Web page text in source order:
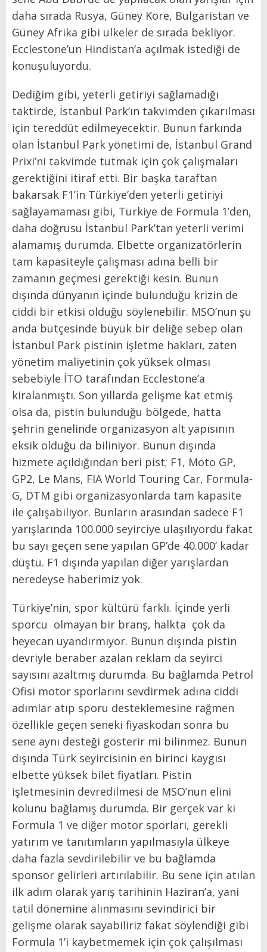
daha sırada Rusya, Güney Kore, Bulgaristan ve
Güney Afrika gibi ülkeler de sırada bekliyor.
Ecclestone’un Hindistan’a açılmak istediği de
konuşuluyordu.
Dediğim gibi, yeterli getiriyi sağlamadığı
taktirde, İstanbul Park’ın takvimden çıkarılması
için tereddüt edilmeyecektir. Bunun farkında
olan İstanbul Park yönetimi de, İstanbul Grand
Prixi’ni takvimde tutmak için çok çalışmaları
gerektiğini itiraf etti. Bir başka taraftan
bakarsak F1’in Türkiye’den yeterli getiriyi
sağlayamaması gibi, Türkiye de Formula 1’den,
daha doğrusu İstanbul Park’tan yeterli verimi
alamamış durumda. Elbette organizatörlerin
tam kapasiteyle çalışması adına belli bir
zamanın geçmesi gerektiği kesin. Bunun
dışında dünyanın içinde bulunduğu krizin de
ciddi bir etkisi olduğu söylenebilir. MSO’nun şu
anda bütçesinde büyük bir deliğe sebep olan
İstanbul Park pistinin işletme hakları, zaten
yönetim maliyetinin çok yüksek olması
sebebiyle İTO tarafından Ecclestone’a
kiralanmıştı. Son yıllarda gelişme kat etmiş
olsa da, pistin bulunduğu bölgede, hatta
şehrin genelinde organizasyon alt yapısının
eksik olduğu da biliniyor. Bunun dışında
hizmete açıldığından beri pist; F1, Moto GP,
GP2, Le Mans, FIA World Touring Car, Formula-
G, DTM gibi organizasyonlarda tam kapasite
ile çalışabiliyor. Bunların arasından sadece F1
yarışlarında 100.000 seyirciye ulaşılıyordu fakat
bu sayı geçen sene yapılan GP’de 40.000’ kadar
düştü. F1 dışında yapılan diğer yarışlardan
neredeyse haberimiz yok.
Türkiye’nin, spor kültürü farklı. İçinde yerli
sporcu olmayan bir branş, halkta çok da
heyecan uyandırmıyor. Bunun dışında pistin
devriyle beraber azalan reklam da seyirci
sayısını azaltmış durumda. Bu bağlamda Petrol
Ofisi motor sporlarını sevdirmek adına ciddi
adımlar atıp sporu desteklemesine rağmen
özellikle geçen seneki fiyaskodan sonra bu
sene aynı desteği gösterir mi bilinmez. Bunun
dışında Türk seyircisinin en birinci kaygısı
elbette yüksek bilet fiyatları. Pistin
işletmesinin devredilmesi de MSO’nun elini
kolunu bağlamış durumda. Bir gerçek var ki
Formula 1 ve diğer motor sporları, gerekli
yatırım ve tanıtımların yapılmasıyla ülkeye
daha fazla sevdirilebilir ve bu bağlamda
sponsor gelirleri artırılabilir. Bu sene için atılan
ilk adım olarak yarış tarihinin Haziran’a, yani
tatil dönemine alınmasını sevindirici bir
gelişme olarak sayabiliriz fakat söylendiği gibi
Formula 1’i kaybetmemek için çok çalışılması